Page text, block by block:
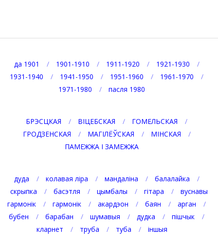
да 1901 1901-1910 1911-1920
1921-1930
1931-1940
1941-1950 1951-1960
1961-1970
1971-1980
пасля 1980
БРЭСЦКАЯ ВІЦЕБСКАЯ
ГОМЕЛЬСКАЯ
ГРОДЗЕНСКАЯ
МАГІЛЁЎСКАЯ
МІНСКАЯ
ПАМЕЖЖА І ЗАМЕЖЖА
дуда колавая ліра мандаліна
балалайка
скрыпка
басэтля цымбалы гітара
вуснавы
гармонік
гармонік акардэон баян
арган
бубен
барабан шумавыя дудка
пішчык
кларнет
труба туба іншыя